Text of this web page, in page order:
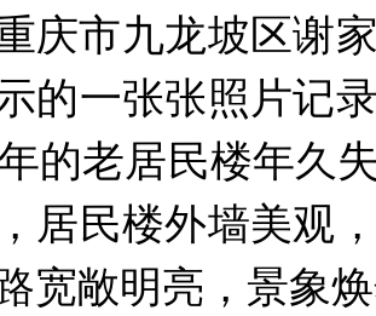
市九龙坡区谢家
的一张张照片记
的老居民楼年久
居民楼外墙美观
宽敞明亮，景象